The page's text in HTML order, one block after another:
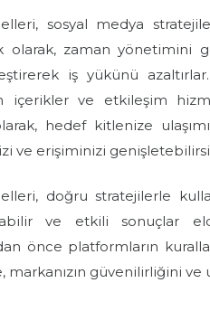
sosyal medya
olarak, zaman yönetimini
iş yükünü
içerikler ve etkileşim
hedef kitlenize
ve erişiminizi
doğru stratejilerle
ve etkili sonuçlar
önce platformların
markanızın güvenilirliğini ve